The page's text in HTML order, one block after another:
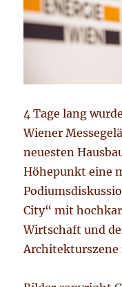
4 Tage lang
Wiener
neuesten
Höhepunkt eine
City“ mit
Wirtschaft und